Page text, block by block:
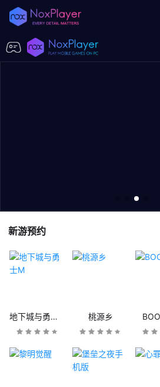
新游预约
地下城与勇士M 桃源乡